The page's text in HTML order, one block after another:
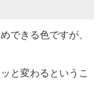
できる色ですが、
と変わるというこ